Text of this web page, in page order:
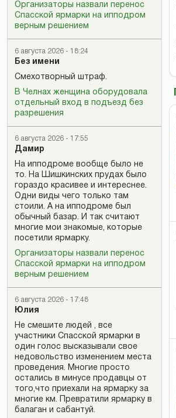
Организаторы назвали перенос
Спасской ярмарки на ипподром
верным решением
6 августа 2026 - 18:24
Без имени
Смехотворный штраф.
В Челнах женщина оборудовала
отдельный вход в подъезд без
разрешения
6 августа 2026 - 17:55
Дамир
На ипподроме вообще было не
то. На Шишкинских прудах было
гораздо красивее и интереснее.
Одни виды чего только там
стоили. А на ипподроме был
обычный базар. И так считают
многие мои знакомые, которые
посетили ярмарку.
Организаторы назвали перенос
Спасской ярмарки на ипподром
верным решением
6 августа 2026 - 17:48
Юлия
Не смешите людей , все
участники Спасской ярмарки в
один голос высказывали свое
недовольство изменением места
проведения. Многие просто
остались в минусе продавцы от
того,что приехали на ярмарку за
многие км. Превратили ярмарку в
балаган и сабантуй.